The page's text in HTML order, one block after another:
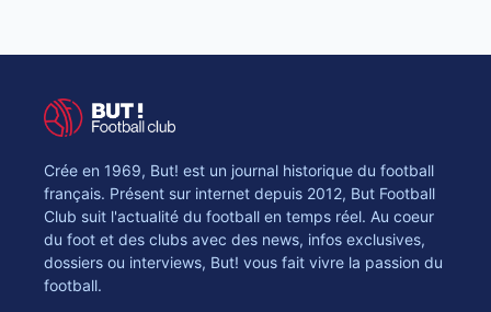
Crée en 1969, But! est un journal historique du football
français. Présent sur internet depuis 2012, But Football
Club suit l'actualité du football en temps réel. Au coeur
du foot et des clubs avec des news, infos exclusives,
dossiers ou interviews, But! vous fait vivre la passion du
football.